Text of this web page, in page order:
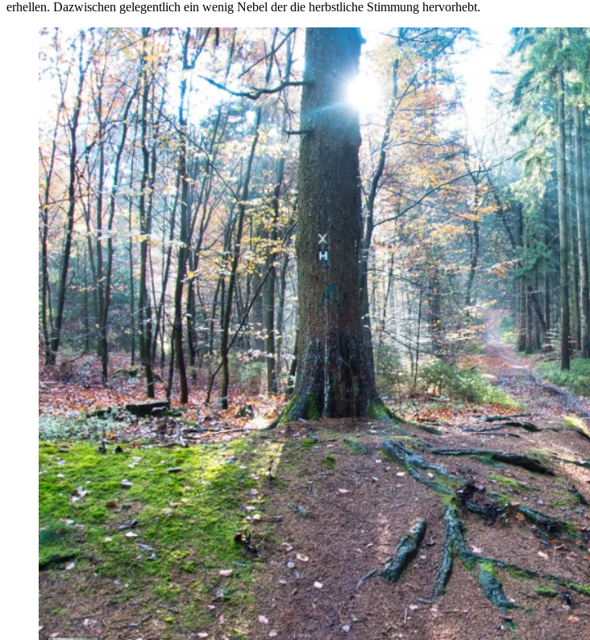
erhellen. Dazwischen gelegentlich ein wenig Nebel der die herbstliche Stimmung hervorhebt.